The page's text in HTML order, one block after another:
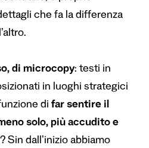
che fa la differenza
di microcopy: testi in
in luoghi strategici
di far sentire il
solo, più accudito e
Sin dall’inizio abbiamo